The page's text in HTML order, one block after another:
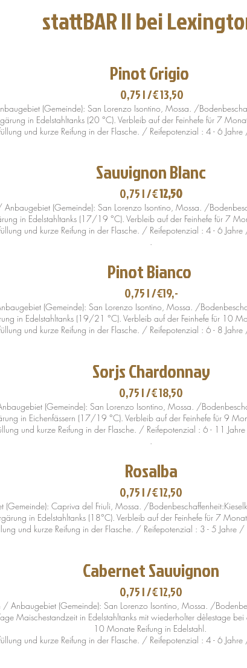
stattBAR II bei
Pinot Grigio
0,75 l /€13,50
(Gemeinde): San Lorenzo Isontino, Mossa. /
in Edelstahltanks (20 °C). Verbleib auf der Feinhefe für 7
und kurze Reifung in der Flasche. / Reifepotenzial : 4 - 6
Sauvignon Blanc
0,75 l /€12,50
(Gemeinde): San Lorenzo Isontino, Mossa. /
in Edelstahltanks (17/19 °C). Verbleib auf der Feinhefe für 7
und kurze Reifung in der Flasche. / Reifepotenzial : 4 - 6
.
Pinot Bianco
0,75 l /€19,-
(Gemeinde): San Lorenzo Isontino, Mossa. /
in Edelstahltanks (19/21 °C). Verbleib auf der Feinhefe für 10
und kurze Reifung in der Flasche. / Reifepotenzial : 6 - 8
Sorjs Chardonnay
0,75 l /€18,50
(Gemeinde): San Lorenzo Isontino, Mossa. /
in Eichenfässern (17/19 °C). Verbleib auf der Feinhefe für 9
und kurze Reifung in der Flasche. / Reifepotenzial : 6 - 11
.
Rosalba
0,75 l /€12,50
(Gemeinde): Capriva del Friuli, Mossa. /
in Edelstahltanks (18°C). Verbleib auf der Feinhefe für 7
und kurze Reifung in der Flasche. / Reifepotenzial : 3 - 5 Jahre
Cabernet Sauvignon
0,75 l /€12,50
/ Anbaugebiet (Gemeinde): San Lorenzo Isontino, Mossa. /
Maischestandzeit in Edelstahltanks mit wiederholter dèlestage
10 Monate Reifung in Edelstahl.
und kurze Reifung in der Flasche. / Reifepotenzial : 4 - 6